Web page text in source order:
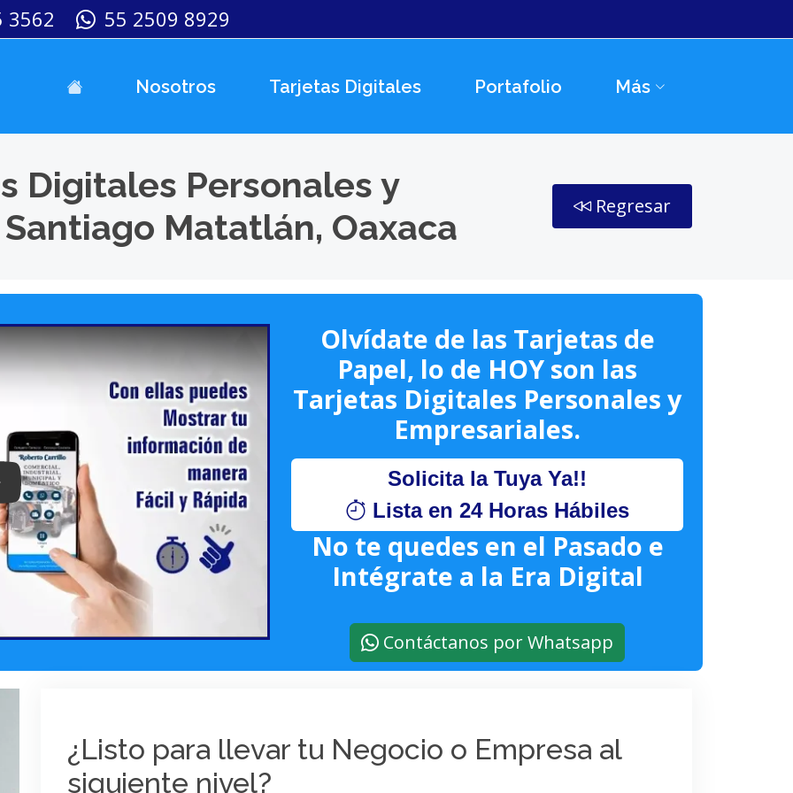
3562 55 2509 8929
Nosotros Tarjetas Digitales Portafolio Más
Digitales Personales y
Matatlán, Oaxaca
Regresar
Keynote (Google I/O '18)
Olvídate de las Tarjetas de
Papel, lo de HOY son las
Tarjetas Digitales Personales y
Empresariales.
Solicita la Tuya Ya!!
Lista en 24 Horas Hábiles
No te quedes en el Pasado e
Intégrate a la Era Digital
Contáctanos por Whatsapp
¿Listo para llevar tu Negocio o Empresa al
siguiente nivel?